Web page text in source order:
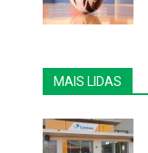
MAIS LIDAS